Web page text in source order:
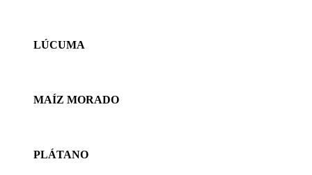
LÚCUMA
MAÍZ MORADO
PLÁTANO